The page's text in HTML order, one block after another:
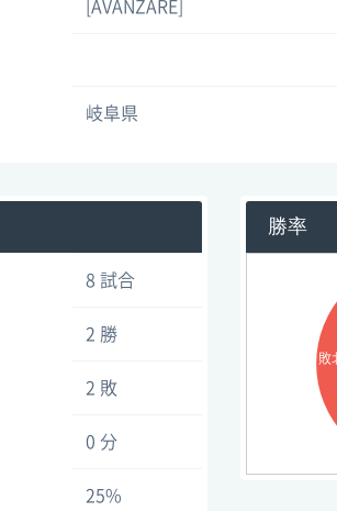
[AVANZARE]
岐阜県
8 試合
2 勝
2 敗
0 分
25%
勝率
敗